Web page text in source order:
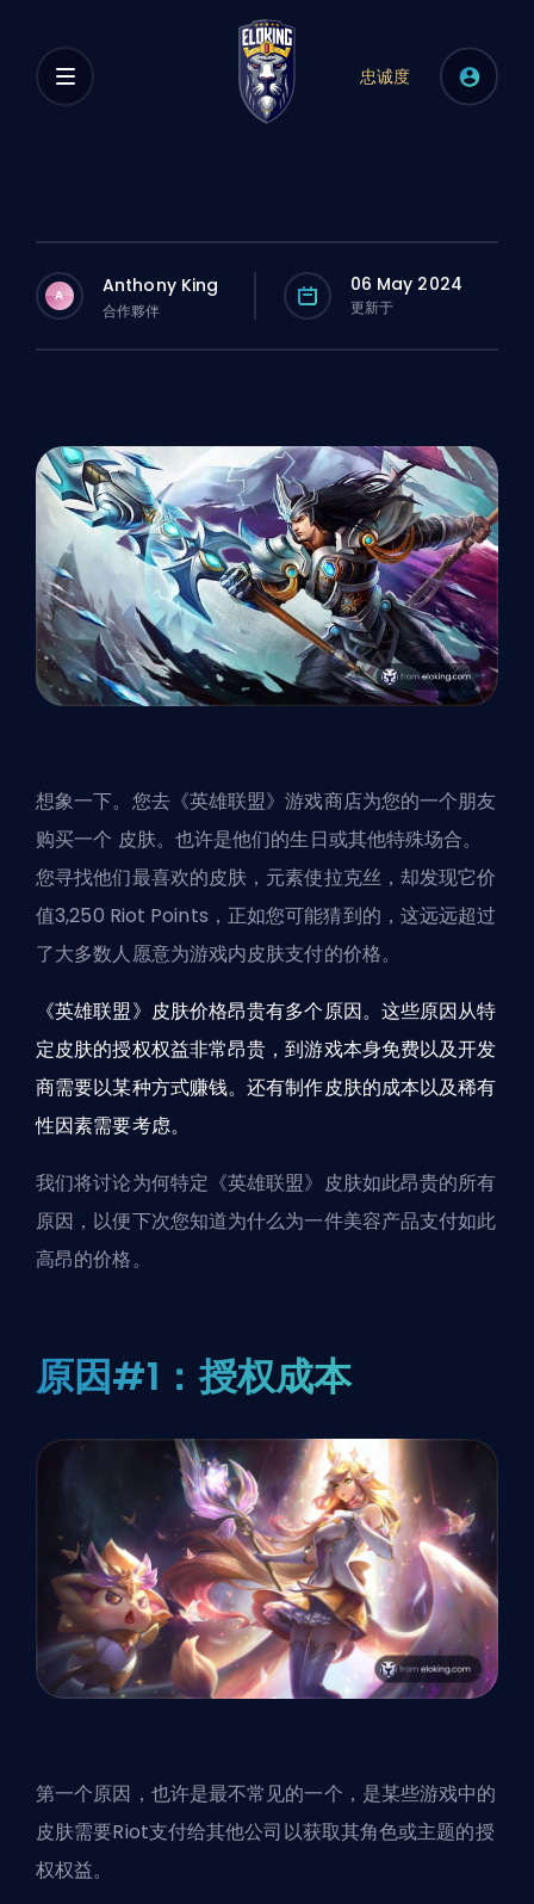
忠诚度
A Anthony King
合作夥伴
06 May 2024
更新于
想象一下。您去《英雄联盟》游戏商店为您的一个朋友
购买一个 皮肤。也许是他们的生日或其他特殊场合。
您寻找他们最喜欢的皮肤，元素使拉克丝，却发现它价
值3,250 Riot Points，正如您可能猜到的，这远远超过
了大多数人愿意为游戏内皮肤支付的价格。
《英雄联盟》皮肤价格昂贵有多个原因。这些原因从特
定皮肤的授权权益非常昂贵，到游戏本身免费以及开发
商需要以某种方式赚钱。还有制作皮肤的成本以及稀有
性因素需要考虑。
我们将讨论为何特定《英雄联盟》皮肤如此昂贵的所有
原因，以便下次您知道为什么为一件美容产品支付如此
高昂的价格。
原因#1：授权成本
第一个原因，也许是最不常见的一个，是某些游戏中的
皮肤需要Riot支付给其他公司以获取其角色或主题的授
权权益。